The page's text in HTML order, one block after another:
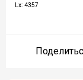
Lx: 4357